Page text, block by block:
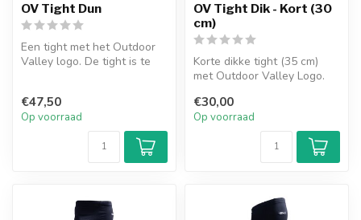
OV Tight Dun
Een tight met het Outdoor
Valley logo. De tight is te
€47,50
Op voorraad
OV Tight Dik - Kort (30
cm)
Korte dikke tight (35 cm)
met Outdoor Valley Logo.
€30,00
Op voorraad